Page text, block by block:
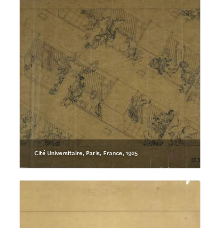
Cité Universitaire, Paris, France, 1925